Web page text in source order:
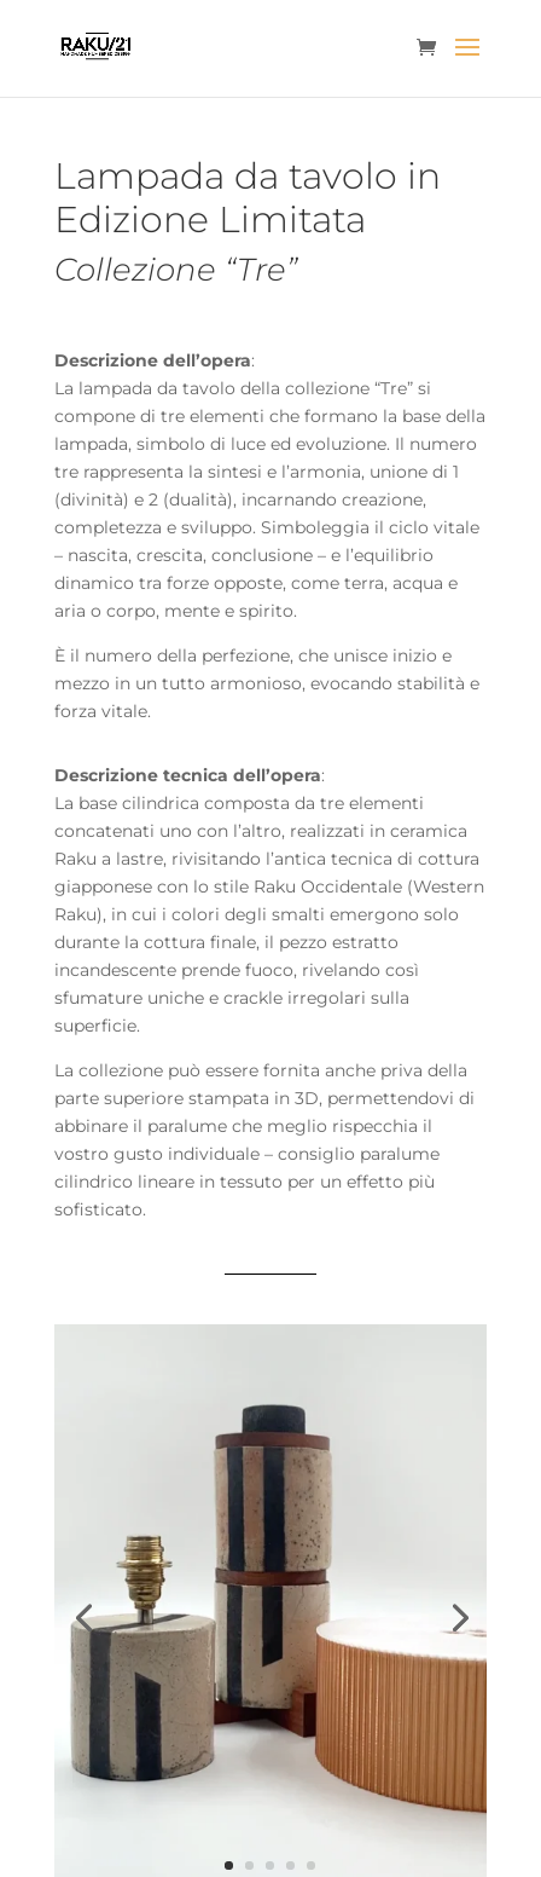
Lampada da tavolo in
Edizione Limitata
Collezione “Tre”
Descrizione dell’opera:
La lampada da tavolo della collezione “Tre” si
compone di tre elementi che formano la base della
lampada, simbolo di luce ed evoluzione. Il numero
tre rappresenta la sintesi e l’armonia, unione di 1
(divinità) e 2 (dualità), incarnando creazione,
completezza e sviluppo. Simboleggia il ciclo vitale
– nascita, crescita, conclusione – e l’equilibrio
dinamico tra forze opposte, come terra, acqua e
aria o corpo, mente e spirito.
È il numero della perfezione, che unisce inizio e
mezzo in un tutto armonioso, evocando stabilità e
forza vitale.
Descrizione tecnica dell’opera:
La base cilindrica composta da tre elementi
concatenati uno con l’altro, realizzati in ceramica
Raku a lastre, rivisitando l’antica tecnica di cottura
giapponese con lo stile Raku Occidentale (Western
Raku), in cui i colori degli smalti emergono solo
durante la cottura finale, il pezzo estratto
incandescente prende fuoco, rivelando così
sfumature uniche e crackle irregolari sulla
superficie.
La collezione può essere fornita anche priva della
parte superiore stampata in 3D, permettendovi di
abbinare il paralume che meglio rispecchia il
vostro gusto individuale – consiglio paralume
cilindrico lineare in tessuto per un effetto più
sofisticato.